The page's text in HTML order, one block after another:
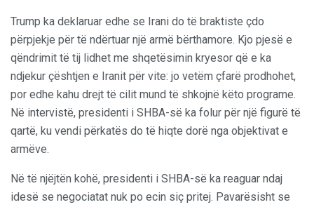
Trump ka deklaruar edhe se Irani do të braktiste çdo
përpjekje për të ndërtuar një armë bërthamore. Kjo pjesë e
qëndrimit të tij lidhet me shqetësimin kryesor që e ka
ndjekur çështjen e Iranit për vite: jo vetëm çfarë prodhohet,
por edhe kahu drejt të cilit mund të shkojnë këto programe.
Në intervistë, presidenti i SHBA-së ka folur për një figurë të
qartë, ku vendi përkatës do të hiqte dorë nga objektivat e
armëve.
Në të njëjtën kohë, presidenti i SHBA-së ka reaguar ndaj
idesë se negociatat nuk po ecin siç pritej. Pavarësisht se